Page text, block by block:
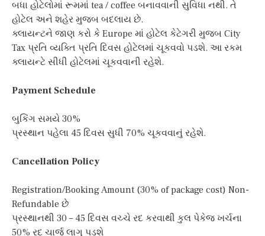
બધા હોટેલોમાં રૂમમાં tea / coffee બનાવવાની સુવિધા નથી. તે
હોટેલ અને શહેર મુજબ બદલાય છે.
ક્લાયન્ટને જાણ કરો કે Europe માં હોટેલ કેટેગરી મુજબ City
Tax પ્રતિ વ્યક્તિ પ્રતિ દિવસ હોટેલમાં ચૂકવવો પડશે. આ રકમ
ક્લાયન્ટે સીધી હોટેલમાં ચૂકવવાની રહેશે.
Payment Schedule
બુકિંગ સમયે 30%
પ્રસ્થાન પહેલા 45 દિવસ સુધી 70% ચૂકવવાનું રહેશે.
Cancellation Policy
Registration/Booking Amount (30% of package cost) Non-
Refundable છે
પ્રસ્થાનથી 30 – 45 દિવસ વચ્ચે રદ કરવાથી કુલ પેકેજ ખર્ચના
50% રદ ચાર્જ લાગુ પડશે